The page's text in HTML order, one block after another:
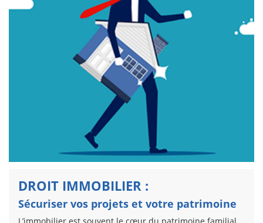
DROIT IMMOBILIER :
Sécuriser vos projets et votre patrimoine